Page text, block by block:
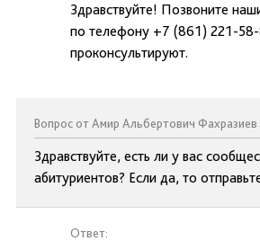
Здравствуйте! Позвоните
по телефону +7 (861) 221-
проконсультируют.
Вопрос от Амир Альбертович Фахразиев
Здравствуйте, есть ли у вас
абитуриентов? Если да, то
Ответ: